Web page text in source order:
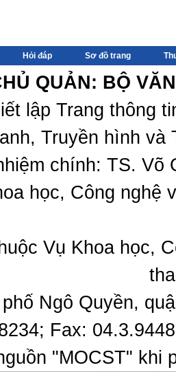
Hỏi đáp Sơ đồ trang
QUẢN: BỘ
lập Trang thông
Truyền hình
chính: TS.
học, Công nghệ
Vụ Khoa học,
Ngô Quyền,
Fax:
"MOCST" khi